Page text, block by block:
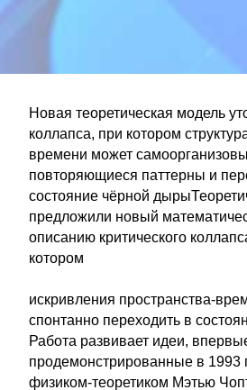
Новая теоретическая модель
коллапса, при котором
времени может
повторяющиеся паттерны и
состояние чёрной
предложили новый
описанию критического
котором
искривления пространства-
спонтанно переходить в
Работа развивает идеи,
продемонстрированные в 1993
физиком-теоретиком Мэтью